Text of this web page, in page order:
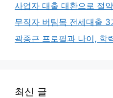
사업자 대출 대환으로 절
무직자 버팀목 전세대출 3
곽종근 프로필과 나이, 학
최신 글